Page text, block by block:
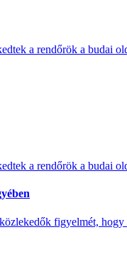
a rendőrök a budai
a rendőrök a budai
figyelmét, hogy